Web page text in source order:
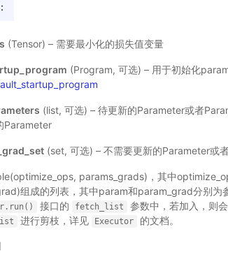
(Tensor) – 需要最小化的损失值变量
(Program, 可选) – 用于初始化
(list, 可选) – 待更新的Parameter或者
Parameter
(set, 可选) – 不需要更新的Parameter或
params_grads)，其中
组成的列表，其中param和param_grad分别为
接口的 fetch_list 参数中，若加入，则
进行剪枝，详见 Executor 的文档。